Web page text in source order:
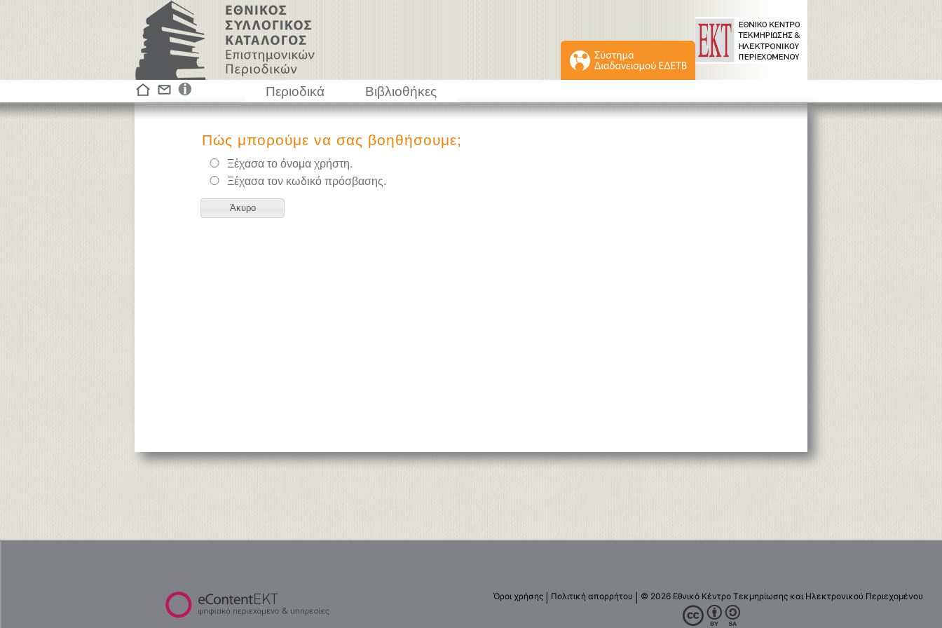
Περιοδικά Βιβλιοθήκες
Πώς μπορούμε να σας βοηθήσουμε;
Ξέχασα το όνομα χρήστη.
Ξέχασα τον κωδικό πρόσβασης.